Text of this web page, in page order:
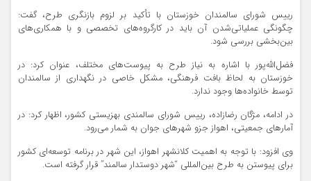
رییس شورای سالمندان خوزستان با تأکید بر لزوم بازنگری طرح، گفت:
چگونگی عملیاتی‌شدن آن باید در کارگروه‌های تخصصی و با همکاری‌های
بین‌بخشی بررسی شود.
فضل‌الله‌پور با اشاره به نیاز طرح به پیوست‌های مختلف، عنوان کرد: در
خوزستان به لحاظ بافت فرهنگی، مشکل خاصی در نگهداری از سالمندان
توسط خانواده‌ها وجود ندارد.
در ادامه، مژگان رضازاده، رییس شورای سالمندی بهزیستی کشور، اظهار کرد: در
آمارهای جمعیتی، اهواز جزو شهرهای جوان به شمار می‌رود.
وی افزود: با توجه به اهمیت کلانشهر اهواز، این شهر در برنامه توسعه‌ای کشور
برای پیوستن به طرح بین‌المللی “شهر دوستدار سالمند” قرار گرفته است.